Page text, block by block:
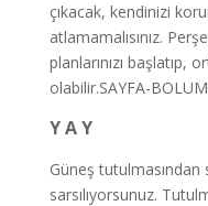
çıkacak, kendinizi
atlamamalısınız.
planlarınızı başlatıp,
olabilir.SAYFA-
Y A Y
Güneş
sarsılıyorsunuz.